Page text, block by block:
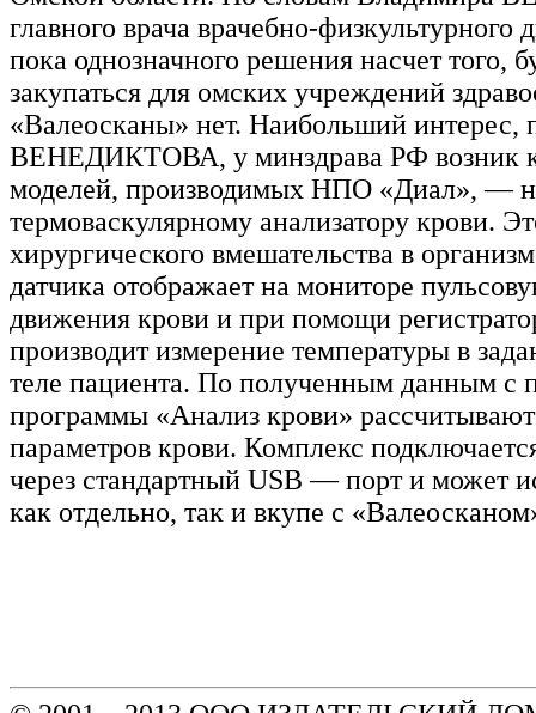
главного врача врачебно-физкультурного
пока однозначного решения насчет того,
закупаться для омских учреждений
«Валеосканы» нет. Наибольший интерес,
ВЕНЕДИКТОВА, у минздрава РФ возник
моделей, производимых НПО «Диал», —
термоваскулярному анализатору крови.
хирургического вмешательства в
датчика отображает на мониторе
движения крови и при помощи
производит измерение температуры в
теле пациента. По полученным данным с
программы «Анализ крови»
параметров крови. Комплекс
через стандартный USB — порт и может
как отдельно, так и вкупе с